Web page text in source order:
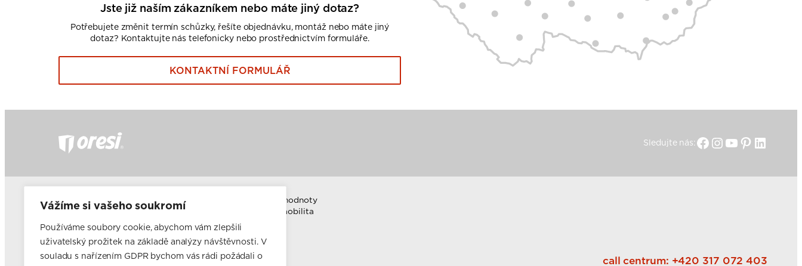
Vážíme si vašeho soukromí
Používáme soubory cookie, abychom vám zlepšili
uživatelský prožitek na základě analýzy návštěvnosti. V
souladu s nařízením GDPR bychom vás rádi požádali o
Jste již naším zákazníkem nebo máte jiný dotaz?
Potřebujete změnit termín schůzky, řešíte objednávku, montáž nebo máte jiný
dotaz? Kontaktujte nás telefonicky nebo prostřednictvím formuláře.
KONTAKTNÍ FORMULÁŘ
Sledujte nás: Facebook
Instagram
YouTube
Pinterest
Často kladené dotazy
Nabídka pro developery
Nabídka pro majitele a pronajímatele bytového fondu
Franšízing
Volná pracovní místa
Blog
Firemní hodnoty
Elektromobilita
call centrum: +420 317 072 403